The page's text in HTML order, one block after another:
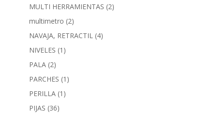
MULTI HERRAMIENTAS (2)
multimetro (2)
NAVAJA, RETRACTIL (4)
NIVELES (1)
PALA (2)
PARCHES (1)
PERILLA (1)
PIJAS (36)